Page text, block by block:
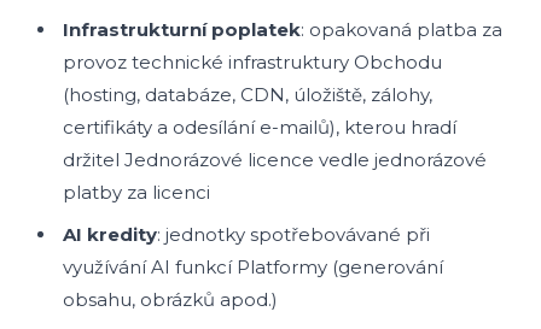
Infrastrukturní poplatek: opakovaná platba za
provoz technické infrastruktury Obchodu
(hosting, databáze, CDN, úložiště, zálohy,
certifikáty a odesílání e-mailů), kterou hradí
držitel Jednorázové licence vedle jednorázové
platby za licenci
AI kredity: jednotky spotřebovávané při
využívání AI funkcí Platformy (generování
obsahu, obrázků apod.)